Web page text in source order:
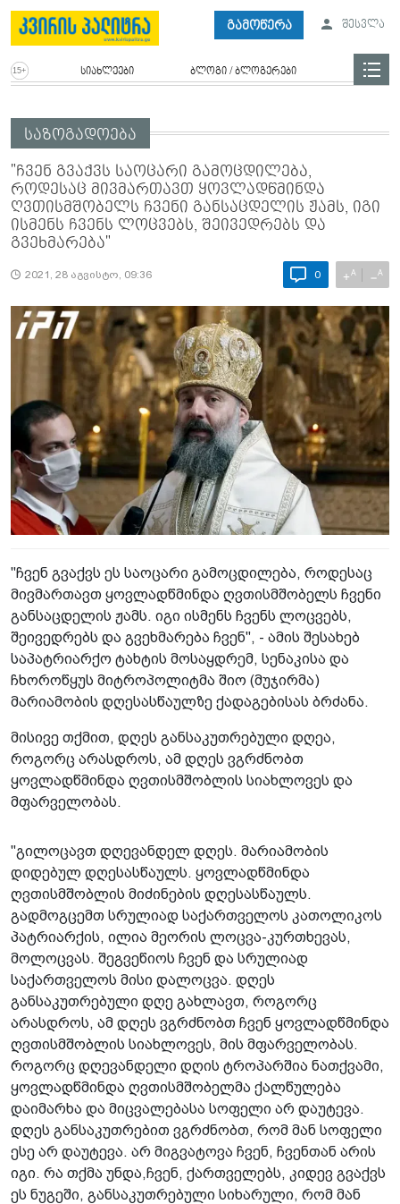
გამოწერა შესვლა
სიახლეები ბლოგი / ბლოგერები
საზოგადოება
"ჩვენ გვაქვს საოცარი გამოცდილება,
როდესაც მივმართავთ ყოვლადწმინდა
ღვთისმშობელს ჩვენი განსაცდელის ჟამს, იგი
ისმენს ჩვენს ლოცვებს, შეივედრებს და
გვეხმარება"
2021, 28 აგვისტო, 09:36 0 +A −A
"ჩვენ გვაქვს ეს საოცარი გამოცდილება, როდესაც
მივმართავთ ყოვლადწმინდა ღვთისმშობელს ჩვენი
განსაცდელის ჟამს. იგი ისმენს ჩვენს ლოცვებს,
შეივედრებს და გვეხმარება ჩვენ", - ამის შესახებ
საპატრიარქო ტახტის მოსაყდრემ, სენაკისა და
ჩხოროწყუს მიტროპოლიტმა შიო (მუჯირმა)
მარიამობის დღესასწაულზე ქადაგებისას ბრძანა.
მისივე თქმით, დღეს განსაკუთრებული დღეა,
როგორც არასდროს, ამ დღეს ვგრძნობთ
ყოვლადწმინდა ღვთისმშობლის სიახლოვეს და
მფარველობას.
"გილოცავთ დღევანდელ დღეს. მარიამობის
დიდებულ დღესასწაულს. ყოვლადწმინდა
ღვთისმშობლის მიძინების დღესასწაულს.
გადმოგცემთ სრულიად საქართველოს კათოლიკოს
პატრიარქის, ილია მეორის ლოცვა-კურთხევას,
მოლოცვას. შეგვეწიოს ჩვენ და სრულიად
საქართველოს მისი დალოცვა. დღეს
განსაკუთრებული დღე გახლავთ, როგორც
არასდროს, ამ დღეს ვგრძნობთ ჩვენ ყოვლადწმინდა
ღვთისმშობლის სიახლოვეს, მის მფარველობას.
როგორც დღევანდელი დღის ტროპარშია ნათქვამი,
ყოვლადწმინდა ღვთისმშობელმა ქალწულება
დაიმარხა და მიცვალებასა სოფელი არ დაუტევა.
დღეს განსაკუთრებით ვგრძნობთ, რომ მან სოფელი
ესე არ დაუტევა. არ მიგვატოვა ჩვენ, ჩვენთან არის
იგი. რა თქმა უნდა,ჩვენ, ქართველებს, კიდევ გვაქვს
ეს ნუგეში, განსაკუთრებული სიხარული, რომ მან